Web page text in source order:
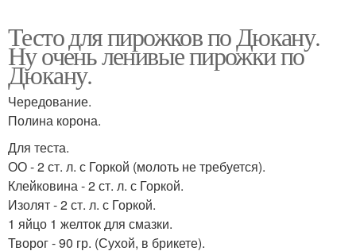
Тесто для пирожков по Дюкану.
Ну очень ленивые пирожки по
Дюкану.
Чередование.
Полина корона.
Для теста.
ОО - 2 ст. л. с Горкой (молоть не требуется).
Клейковина - 2 ст. л. с Горкой.
Изолят - 2 ст. л. с Горкой.
1 яйцо 1 желток для смазки.
Творог - 90 гр. (Сухой, в брикете).